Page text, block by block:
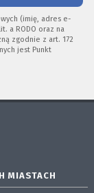
(imię, adres e-
a RODO oraz na
zgodnie z art. 172
jest Punkt
MIASTACH